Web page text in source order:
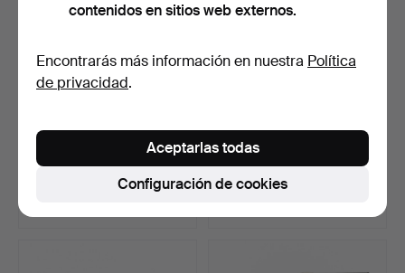
CÁMARA Voigtländer.
Subastado 23 may 2026
PRISMÁTICOS 12x32.
Subastado 21 may 2026
1 puja
contenidos en sitios web externos.
Encontrarás más información en nuestra Política
de privacidad.
Configuración de cookies
Aceptarlas todas